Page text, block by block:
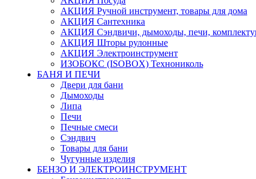
АКЦИЯ Ручной инструмент, товары для дома
АКЦИЯ Сантехника
АКЦИЯ Сэндвичи, дымоходы, печи,
АКЦИЯ Шторы рулонные
АКЦИЯ Электроинструмент
ИЗОБОКС (ISOBOX) Технониколь
БАНЯ И ПЕЧИ
Двери для бани
Дымоходы
Липа
Печи
Печные смеси
Сэндвич
Товары для бани
Чугунные изделия
БЕНЗО И ЭЛЕКТРОИНСТРУМЕНТ